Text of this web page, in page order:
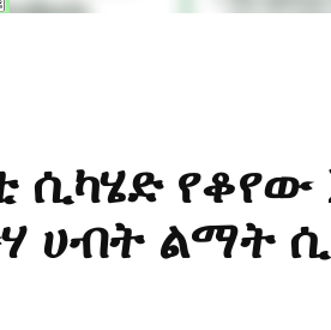
ሲካሄድ
ሀብት ልማት